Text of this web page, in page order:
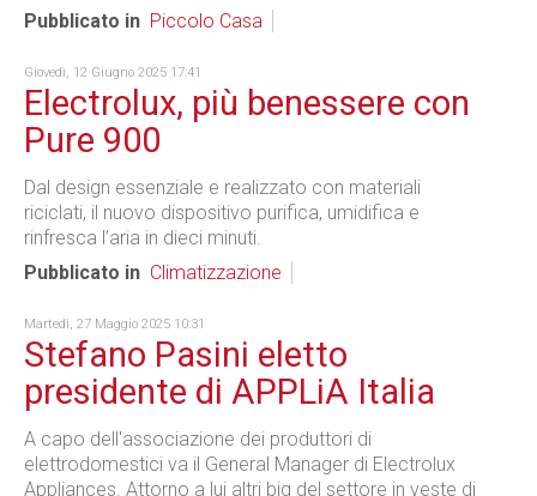
Pubblicato in Piccolo Casa
Giovedì, 12 Giugno 2025 17:41
Electrolux, più benessere con
Pure 900
Dal design essenziale e realizzato con materiali
riciclati, il nuovo dispositivo purifica, umidifica e
rinfresca l’aria in dieci minuti.
Pubblicato in Climatizzazione
Martedì, 27 Maggio 2025 10:31
Stefano Pasini eletto
presidente di APPLiA Italia
A capo dell'associazione dei produttori di
elettrodomestici va il General Manager di Electrolux
Appliances. Attorno a lui altri big del settore in veste di